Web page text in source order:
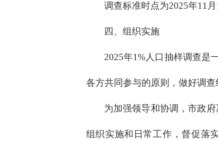
调查标准时点为2025年11
四、组织实施
2025年1%人口抽样调查是
各方共同参与的原则，做好调
为加强领导和协调，市政
组织实施和日常工作，督促落